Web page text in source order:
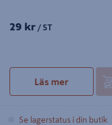
29 kr / ST
Läs mer
Se lagerstatus i din butik